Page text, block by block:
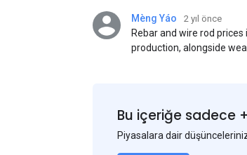
Mèng Yáo 2 yıl önce
Rebar and wire rod
production, alongside
Bu içeriğe sadece
Piyasalara dair